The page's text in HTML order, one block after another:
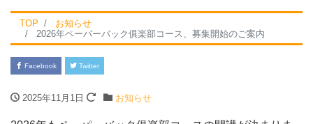
TOP
お知らせ
2026年ペーパーバック俱楽部コース、募集開始のご案内
Facebook Twitter
2025年11月1日 お知らせ